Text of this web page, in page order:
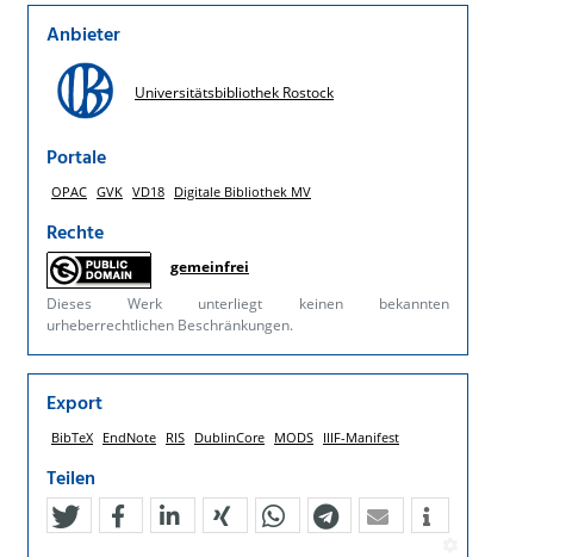
Anbieter
Universitätsbibliothek Rostock
Portale
OPAC GVK VD18 Digitale Bibliothek MV
Rechte
gemeinfrei
Dieses Werk unterliegt keinen bekannten
urheberrechtlichen Beschränkungen.
Export
BibTeX EndNote RIS DublinCore MODS IIIF-Manifest
Teilen